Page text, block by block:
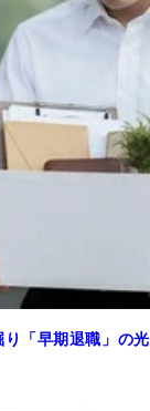
「早期退職」の光